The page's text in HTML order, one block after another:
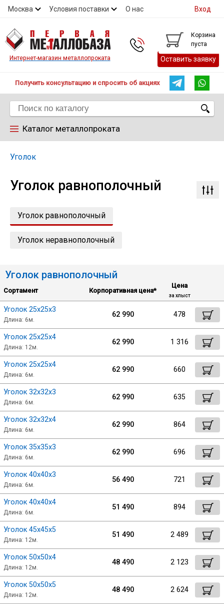
Москва Условия поставки О нас
Контакты
Вход
Интернет-магазин металлопроката
Корзина
пуста
Оставить заявку
Получить консультацию и спросить об акциях
Каталог металлопроката
Труба
Лист
Уголок
Балка
Полоса
Квадрат стальной
Круг
Труба профильная
Швеллер
Катанка
Сетка кладочная
Уголок
Уголок равнополочный
Уголок равнополочный
Уголок неравнополочный
Сбросить настройки фильтра
Уголок равнополочный
Сортамент Корпоративная цена*
Цена
за хлыст
Уголок 25х25х3
Длина: 6м.
62 990 478
Уголок 25х25х4
Длина: 12м.
62 990 1 316
Уголок 25х25х4
Длина: 6м.
62 990 660
Уголок 32х32х3
Длина: 6м.
62 990 635
Уголок 32х32х4
Длина: 6м.
62 990 864
Уголок 35х35х3
Длина: 6м.
62 990 696
Уголок 40х40х3
Длина: 6м.
56 490 721
Уголок 40х40х4
Длина: 6м.
51 490 894
Уголок 45х45х5
Длина: 12м.
51 490 2 489
Уголок 50х50х4
Длина: 12м.
48 490 2 123
Уголок 50х50х5
Длина: 12м.
48 490 2 624